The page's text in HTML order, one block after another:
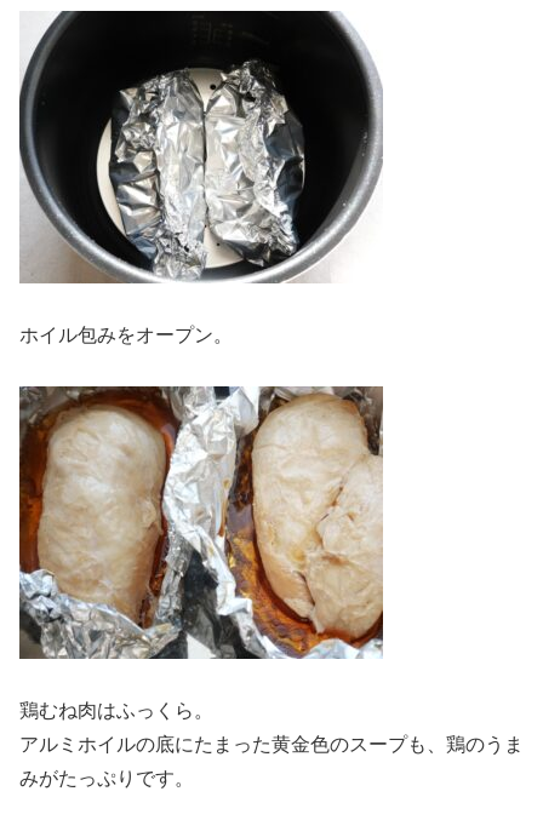
ホイル包みをオープン。
鶏むね肉はふっくら。
アルミホイルの底にたまった黄金色のスープも、鶏のうま
みがたっぷりです。